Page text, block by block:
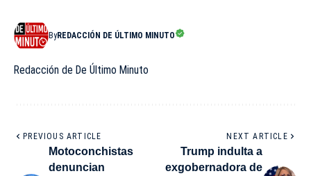
ByREDACCIÓN DE ÚLTIMO MINUTO
Redacción de De Último Minuto
PREVIOUS ARTICLE
Motoconchistas
denuncian
NEXT ARTICLE
Trump indulta a
exgobernadora de